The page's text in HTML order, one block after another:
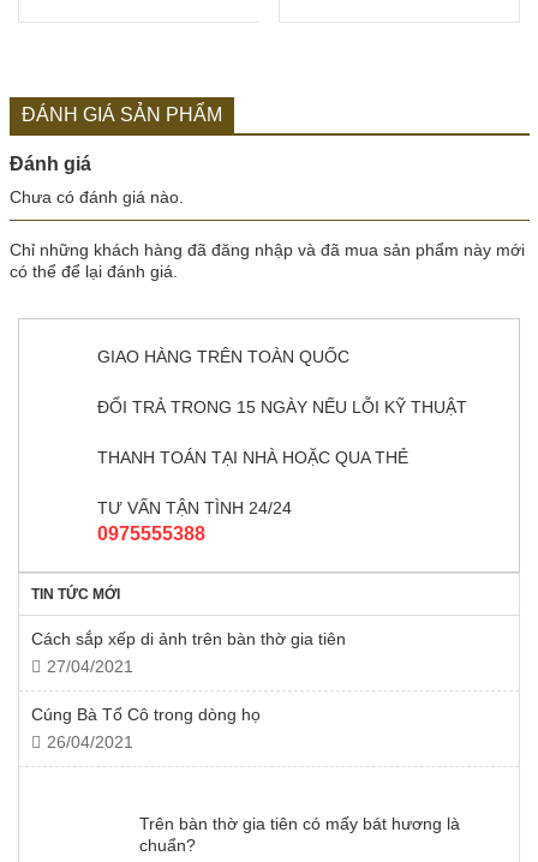
ĐÁNH GIÁ SẢN PHẨM
Đánh giá
Chưa có đánh giá nào.
Chỉ những khách hàng đã đăng nhập và đã mua sản phẩm này mới
có thể để lại đánh giá.
GIAO HÀNG TRÊN TOÀN QUỐC
ĐỔI TRẢ TRONG 15 NGÀY NẾU LỖI KỸ THUẬT
THANH TOÁN TẠI NHÀ HOẶC QUA THẺ
TƯ VẤN TẬN TÌNH 24/24
0975555388
TIN TỨC MỚI
Cách sắp xếp di ảnh trên bàn thờ gia tiên
27/04/2021
Cúng Bà Tổ Cô trong dòng họ
26/04/2021
Trên bàn thờ gia tiên có mấy bát hương là
chuẩn?